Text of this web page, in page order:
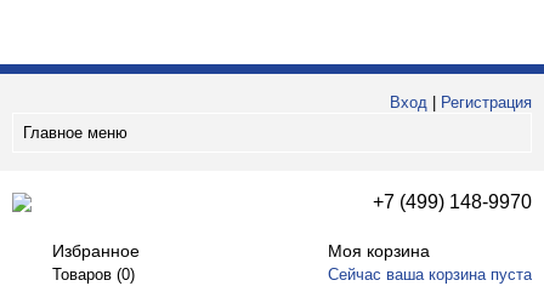
Вход
Регистрация
Главное меню
+7 (499) 148-9970
Избранное
Товаров (0)
Моя корзина
Сейчас ваша корзина пуста